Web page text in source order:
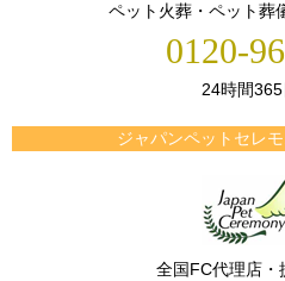
ペット火葬・ペット葬
0120-
24時間
ジャパンペットセレ
全国FC代理店・